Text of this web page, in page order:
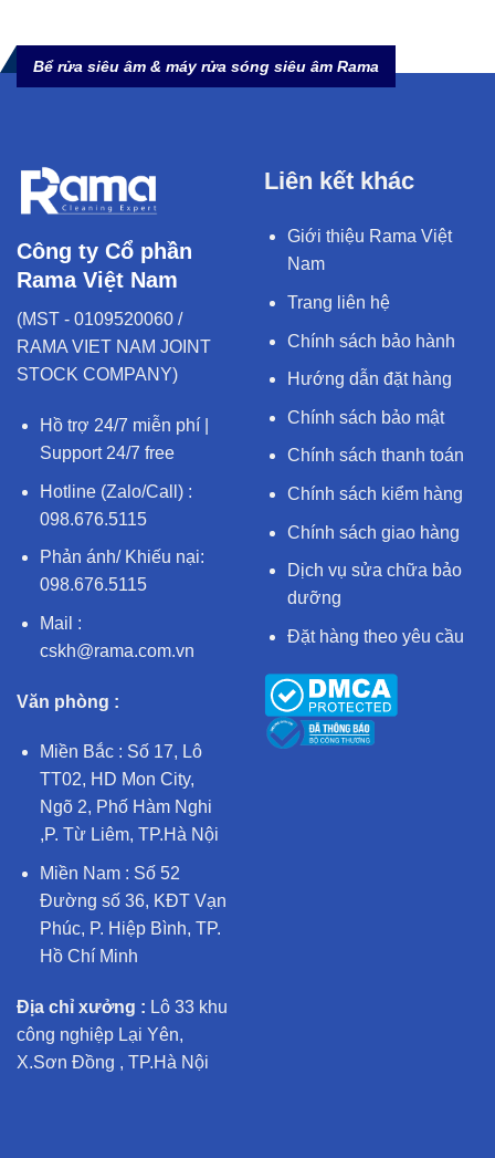
Bể rửa siêu âm & máy rửa sóng siêu âm Rama
Công ty Cổ phần
Rama Việt Nam
(MST - 0109520060 /
RAMA VIET NAM JOINT
STOCK COMPANY)
Hồ trợ 24/7 miễn phí |
Support 24/7 free
Hotline (Zalo/Call) :
098.676.5115
Phản ánh/ Khiếu nại:
098.676.5115
Mail :
cskh@rama.com.vn
Văn phòng :
Miền Bắc : Số 17, Lô
TT02, HD Mon City,
Ngõ 2, Phố Hàm Nghi
,P. Từ Liêm, TP.Hà Nội
Miền Nam : Số 52
Đường số 36, KĐT Vạn
Phúc, P. Hiệp Bình, TP.
Hồ Chí Minh
Địa chỉ xưởng : Lô 33 khu
công nghiệp Lại Yên,
X.Sơn Đồng , TP.Hà Nội
Liên kết khác
Giới thiệu Rama Việt
Nam
Trang liên hệ
Chính sách bảo hành
Hướng dẫn đặt hàng
Chính sách bảo mật
Chính sách thanh toán
Chính sách kiểm hàng
Chính sách giao hàng
Dịch vụ sửa chữa bảo
dưỡng
Đặt hàng theo yêu cầu